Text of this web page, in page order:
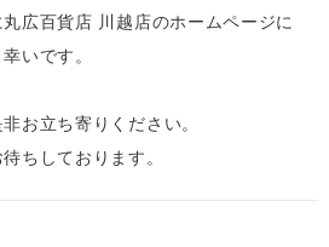
広百貨店 川越店のホームページに
いです。
お立ち寄りください。
ちしております。